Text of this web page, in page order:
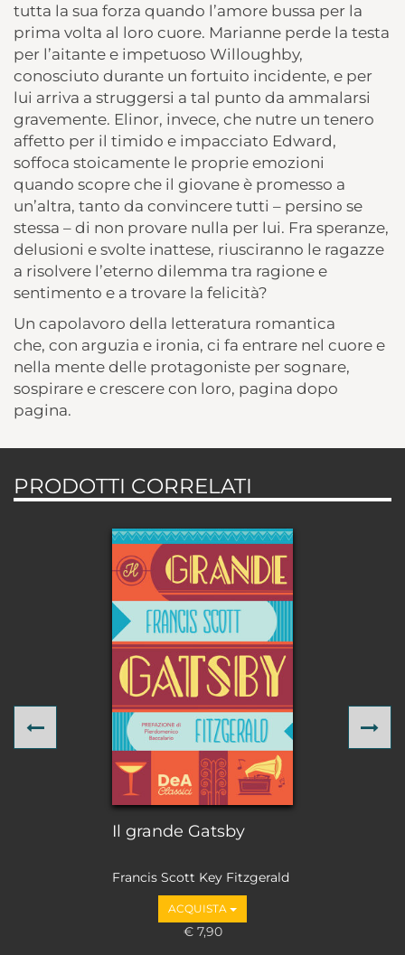
tutta la sua forza quando l’amore bussa per la
prima volta al loro cuore. Marianne perde la testa
per l’aitante e impetuoso Willoughby,
conosciuto durante un fortuito incidente, e per
lui arriva a struggersi a tal punto da ammalarsi
gravemente. Elinor, invece, che nutre un tenero
affetto per il timido e impacciato Edward,
soffoca stoicamente le proprie emozioni
quando scopre che il giovane è promesso a
un’altra, tanto da convincere tutti – persino se
stessa – di non provare nulla per lui. Fra speranze,
delusioni e svolte inattese, riusciranno le ragazze
a risolvere l’eterno dilemma tra ragione e
sentimento e a trovare la felicità?
Un capolavoro della letteratura romantica
che, con arguzia e ironia, ci fa entrare nel cuore e
nella mente delle protagoniste per sognare,
sospirare e crescere con loro, pagina dopo
pagina.
PRODOTTI CORRELATI
Il grande Gatsby
Francis Scott Key Fitzgerald
ACQUISTA
€ 7,90
Previous